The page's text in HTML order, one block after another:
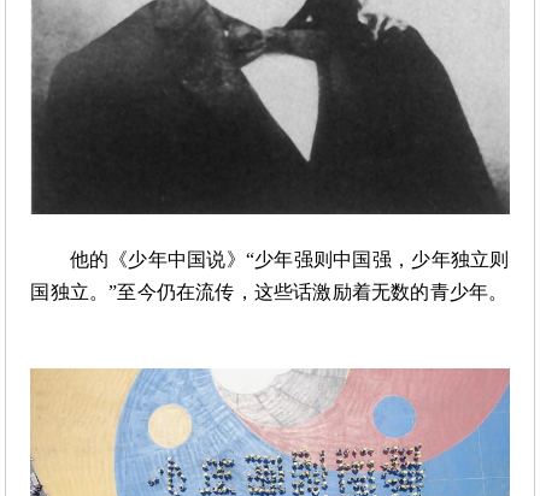
他的《少年中国说》 “少年强则中国强，少年独立则
国独立。”至今仍在流传，这些话激励着无数的青少年。